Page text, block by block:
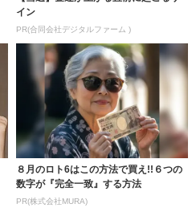
イン
PR(合同会社デジタルファーム )
８月のロト6はこの方法で買え!!６つの
数字が『完全一致』する方法
PR(株式会社MURA)